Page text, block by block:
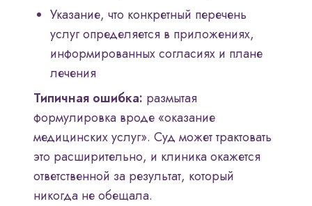
Указание, что конкретный перечень
услуг определяется в приложениях,
информированных согласиях и плане
лечения
Типичная ошибка: размытая
формулировка вроде «оказание
медицинских услуг». Суд может трактовать
это расширительно, и клиника окажется
ответственной за результат, который
никогда не обещала.